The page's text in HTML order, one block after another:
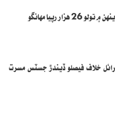
رپيا مهانگو
خلاف فيصلو ڏيندڙ جسٽس مسرت